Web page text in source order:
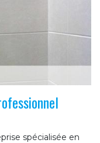
spécialisée en